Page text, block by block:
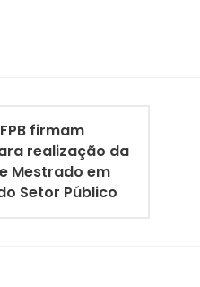
firmam
realização da
Mestrado em
Setor Público